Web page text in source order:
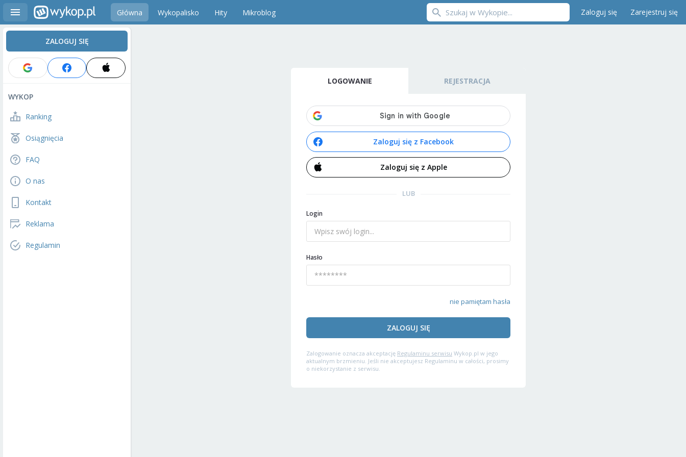
Główna Wykopalisko Hity Mikroblog Zaloguj się Zarejestruj się
ZALOGUJ SIĘ
WYKOP
Ranking
Osiągnięcia
FAQ
O nas
Kontakt
Reklama
Regulamin
LOGOWANIE REJESTRACJA
Zaloguj się z Facebook
Zaloguj się z Apple
LUB
Login
Hasło
nie pamiętam hasła
ZALOGUJ SIĘ
Zalogowanie oznacza akceptację Regulaminu serwisu Wykop.pl w jego
aktualnym brzmieniu. Jeśli nie akceptujesz Regulaminu w całości, prosimy
o niekorzystanie z serwisu.